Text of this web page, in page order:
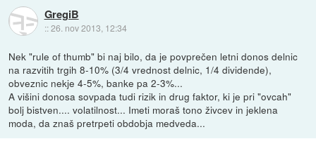
GregiB
::26. nov 2013, 12:34
Nek "rule of thumb" bi naj bilo, da je povprečen letni donos delnic
na razvitih trgih 8-10% (3/4 vrednost delnic, 1/4 dividende),
obveznic nekje 4-5%, banke pa 2-3%...
A višini donosa sovpada tudi rizik in drug faktor, ki je pri "ovcah"
bolj bistven.... volatilnost... Imeti moraš tono živcev in jeklena
moda, da znaš pretrpeti obdobja medveda...